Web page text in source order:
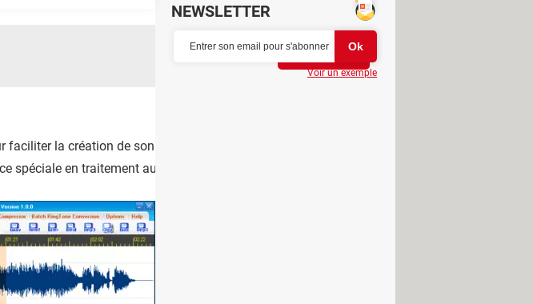
la création de sonneries de téléphone mobile à partir d'un
spéciale en traitement audio.
NEWSLETTER
Voir un exemple